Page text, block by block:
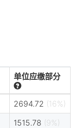
单位应缴部分
2694.72 (16%)
1515.78 (9%)